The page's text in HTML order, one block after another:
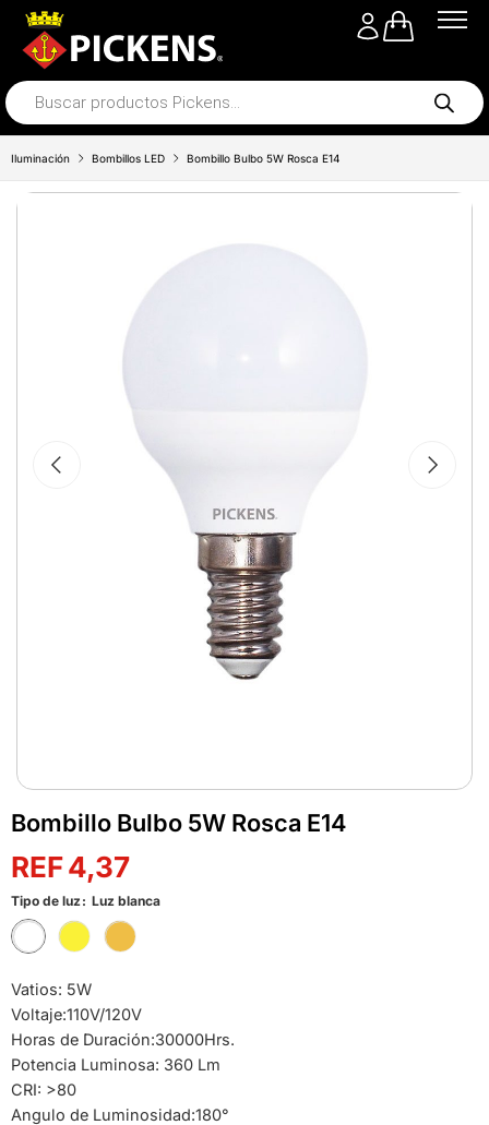
Iluminación Bombillos LED Bombillo Bulbo 5W Rosca E14
Bombillo Bulbo 5W Rosca E14
4,37
Tipo de luz Luz blanca
Vatios: 5W
Voltaje:110V/120V
Horas de Duración:30000Hrs.
Potencia Luminosa: 360 Lm
CRI: >80
Angulo de Luminosidad:180°